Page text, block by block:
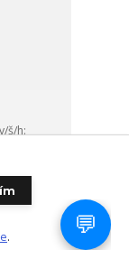
š/h:
skladem
.